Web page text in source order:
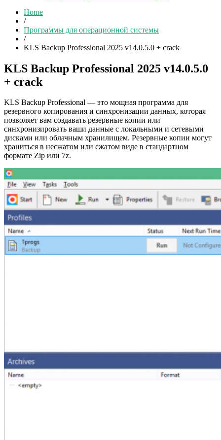
Home
/
Программы для операционной системы
/
KLS Backup Professional 2025 v14.0.5.0 + crack
KLS Backup Professional 2025 v14.0.5.0
+ crack
KLS Backup Professional — это мощная программа для
резервного копирования и синхронизации данных, которая
позволяет вам создавать резервные копии или
синхронизировать ваши данные с локальными и сетевыми
дисками или облачным хранилищем. Резервные копии могут
храниться в несжатом или сжатом виде в стандартном
формате Zip или 7z.